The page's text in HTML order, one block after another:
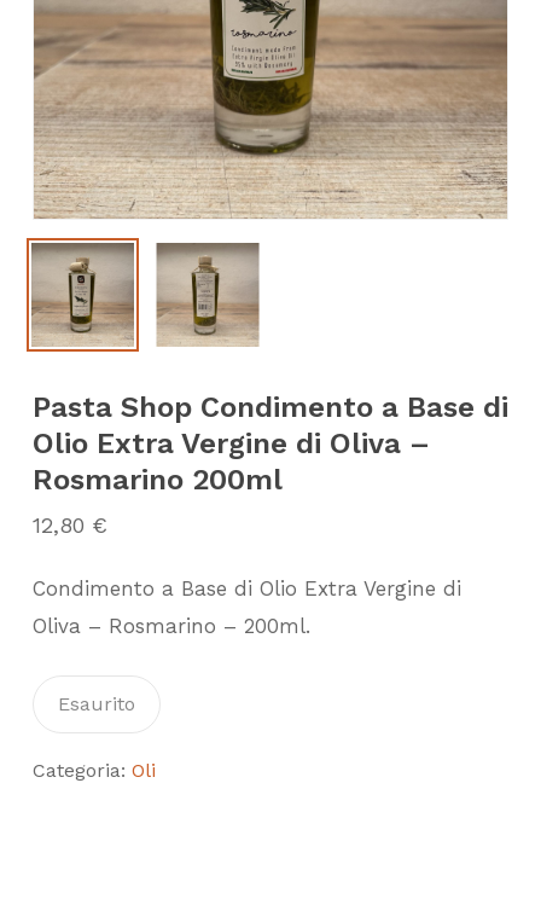
Pasta Shop Condimento a Base di
Olio Extra Vergine di Oliva –
Rosmarino 200ml
12,80 €
Condimento a Base di Olio Extra Vergine di
Oliva – Rosmarino – 200ml.
Esaurito
Categoria: Oli